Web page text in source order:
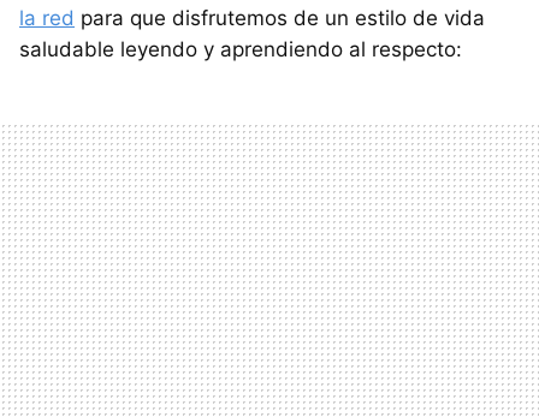
la red para que disfrutemos de un estilo de vida
saludable leyendo y aprendiendo al respecto: